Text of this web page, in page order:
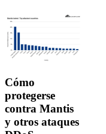
Cómo
protegerse
contra Mantis
y otros ataques